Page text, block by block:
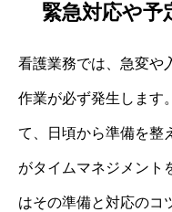
緊急対応や予
看護業務では、急変や
作業が必ず発生します
て、日頃から準備を整
がタイムマネジメント
はその準備と対応のコ